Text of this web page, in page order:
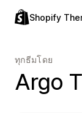
Shopify
ทุกธีมโดย
Argo